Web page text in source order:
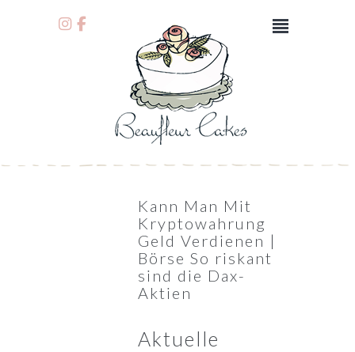
Kann Man Mit
Kryptowahrung
Geld Verdienen |
Börse So riskant
sind die Dax-
Aktien
Aktuelle